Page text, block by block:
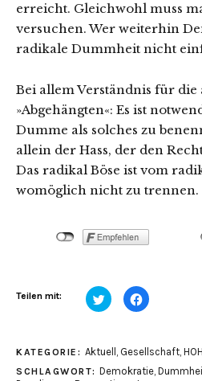
erreicht. Gleichwohl muss
versuchen. Wer weiterhin
radikale Dummheit nicht
Bei allem Verständnis für die
»Abgehängten«: Es ist
Dumme als solches zu
allein der Hass, der den
Das radikal Böse ist vom
womöglich nicht zu trennen.
Teilen mit: Klick,
um
teilen
(Wird
neuem
Klick,
um
teilen
(Wird
in
neuem
KATEGORIE: Aktuell Gesellschaft,
SCHLAGWORT: Demokratie